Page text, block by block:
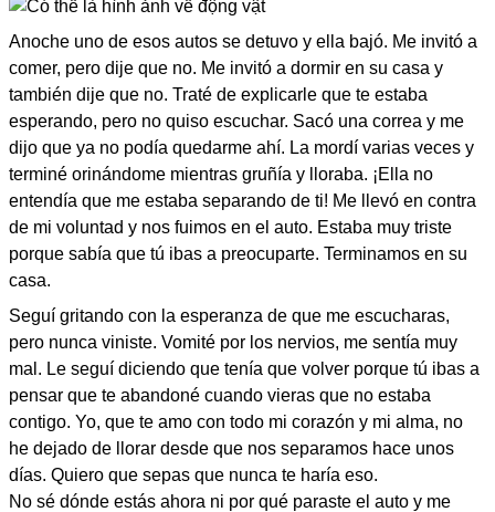
Anoche uno de esos autos se detuvo y ella bajó. Me invitó a
comer, pero dije que no. Me invitó a dormir en su casa y
también dije que no. Traté de explicarle que te estaba
esperando, pero no quiso escuchar. Sacó una correa y me
dijo que ya no podía quedarme ahí. La mordí varias veces y
terminé orinándome mientras gruñía y lloraba. ¡Ella no
entendía que me estaba separando de ti! Me llevó en contra
de mi voluntad y nos fuimos en el auto. Estaba muy triste
porque sabía que tú ibas a preocuparte. Terminamos en su
casa.
Seguí gritando con la esperanza de que me escucharas,
pero nunca viniste. Vomité por los nervios, me sentía muy
mal. Le seguí diciendo que tenía que volver porque tú ibas a
pensar que te abandoné cuando vieras que no estaba
contigo. Yo, que te amo con todo mi corazón y mi alma, no
he dejado de llorar desde que nos separamos hace unos
días. Quiero que sepas que nunca te haría eso.
No sé dónde estás ahora ni por qué paraste el auto y me